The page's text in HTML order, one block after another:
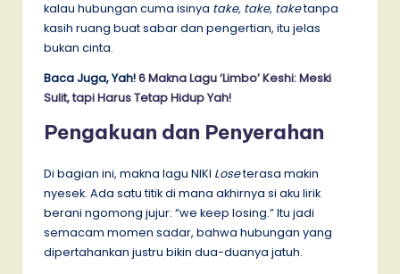
kalau hubungan cuma isinya take, take, taketanpa
kasih ruang buat sabar dan pengertian, itu jelas
bukan cinta.
Baca Juga, Yah!6 Makna Lagu ‘Limbo’ Keshi: Meski
Sulit, tapi Harus Tetap Hidup Yah!
Pengakuan dan Penyerahan
Di bagian ini, makna lagu NIKI Loseterasa makin
nyesek. Ada satu titik di mana akhirnya si aku lirik
berani ngomong jujur: “we keep losing.” Itu jadi
semacam momen sadar, bahwa hubungan yang
dipertahankan justru bikin dua-duanya jatuh.